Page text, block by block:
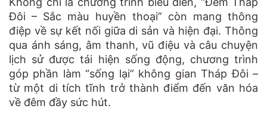
Đôi – Sắc màu huyền thoại” còn mang thông
điệp về sự kết nối giữa di sản và hiện đại. Thông
qua ánh sáng, âm thanh, vũ điệu và câu chuyện
lịch sử được tái hiện sống động, chương trình
góp phần làm “sống lại” không gian Tháp Đôi –
từ một di tích tĩnh trở thành điểm đến văn hóa
về đêm đầy sức hút.